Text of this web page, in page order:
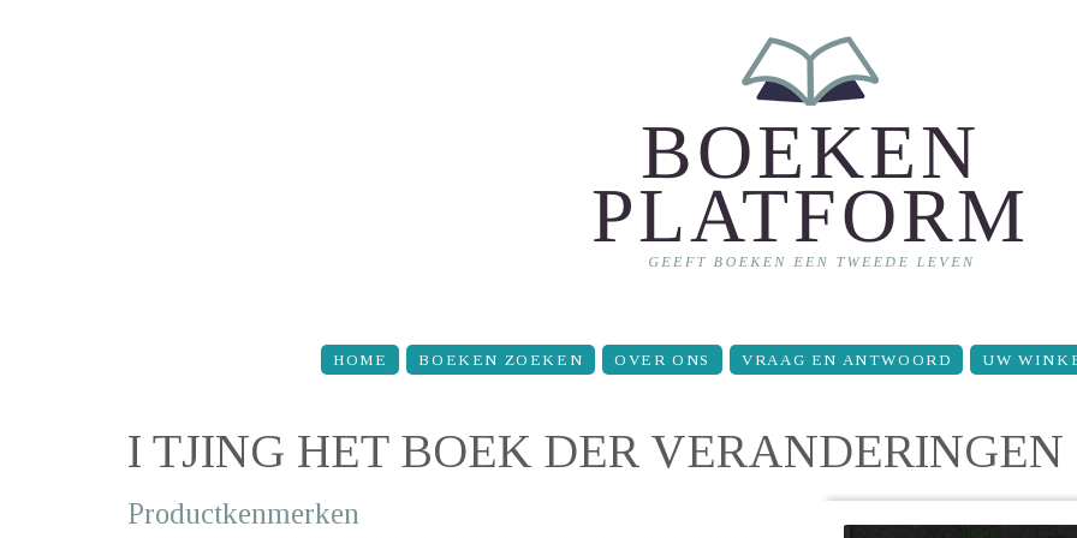
HOME BOEKEN ZOEKEN OVER ONS VRAAG EN ANTWOORD UW
I TJING HET BOEK DER VERANDERINGEN
Productkenmerken